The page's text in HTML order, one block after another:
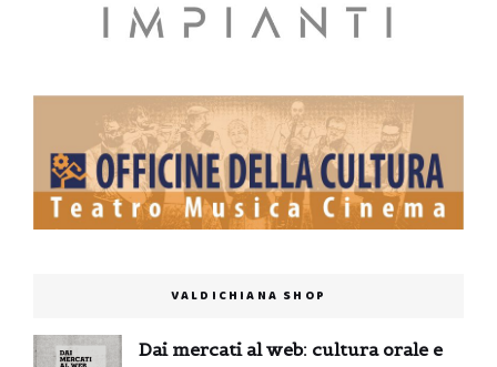
VALDICHIANA SHOP
Dai mercati al web: cultura orale e